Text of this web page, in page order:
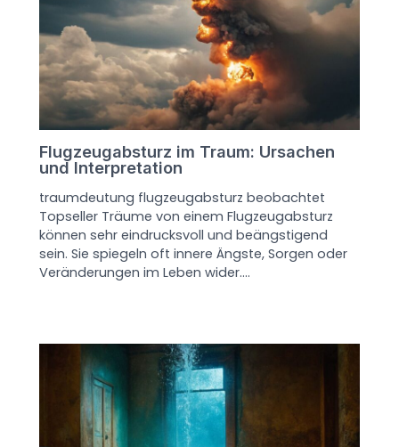
Flugzeugabsturz im Traum: Ursachen
und Interpretation
traumdeutung flugzeugabsturz beobachtet
Topseller Träume von einem Flugzeugabsturz
können sehr eindrucksvoll und beängstigend
sein. Sie spiegeln oft innere Ängste, Sorgen oder
Veränderungen im Leben wider.…